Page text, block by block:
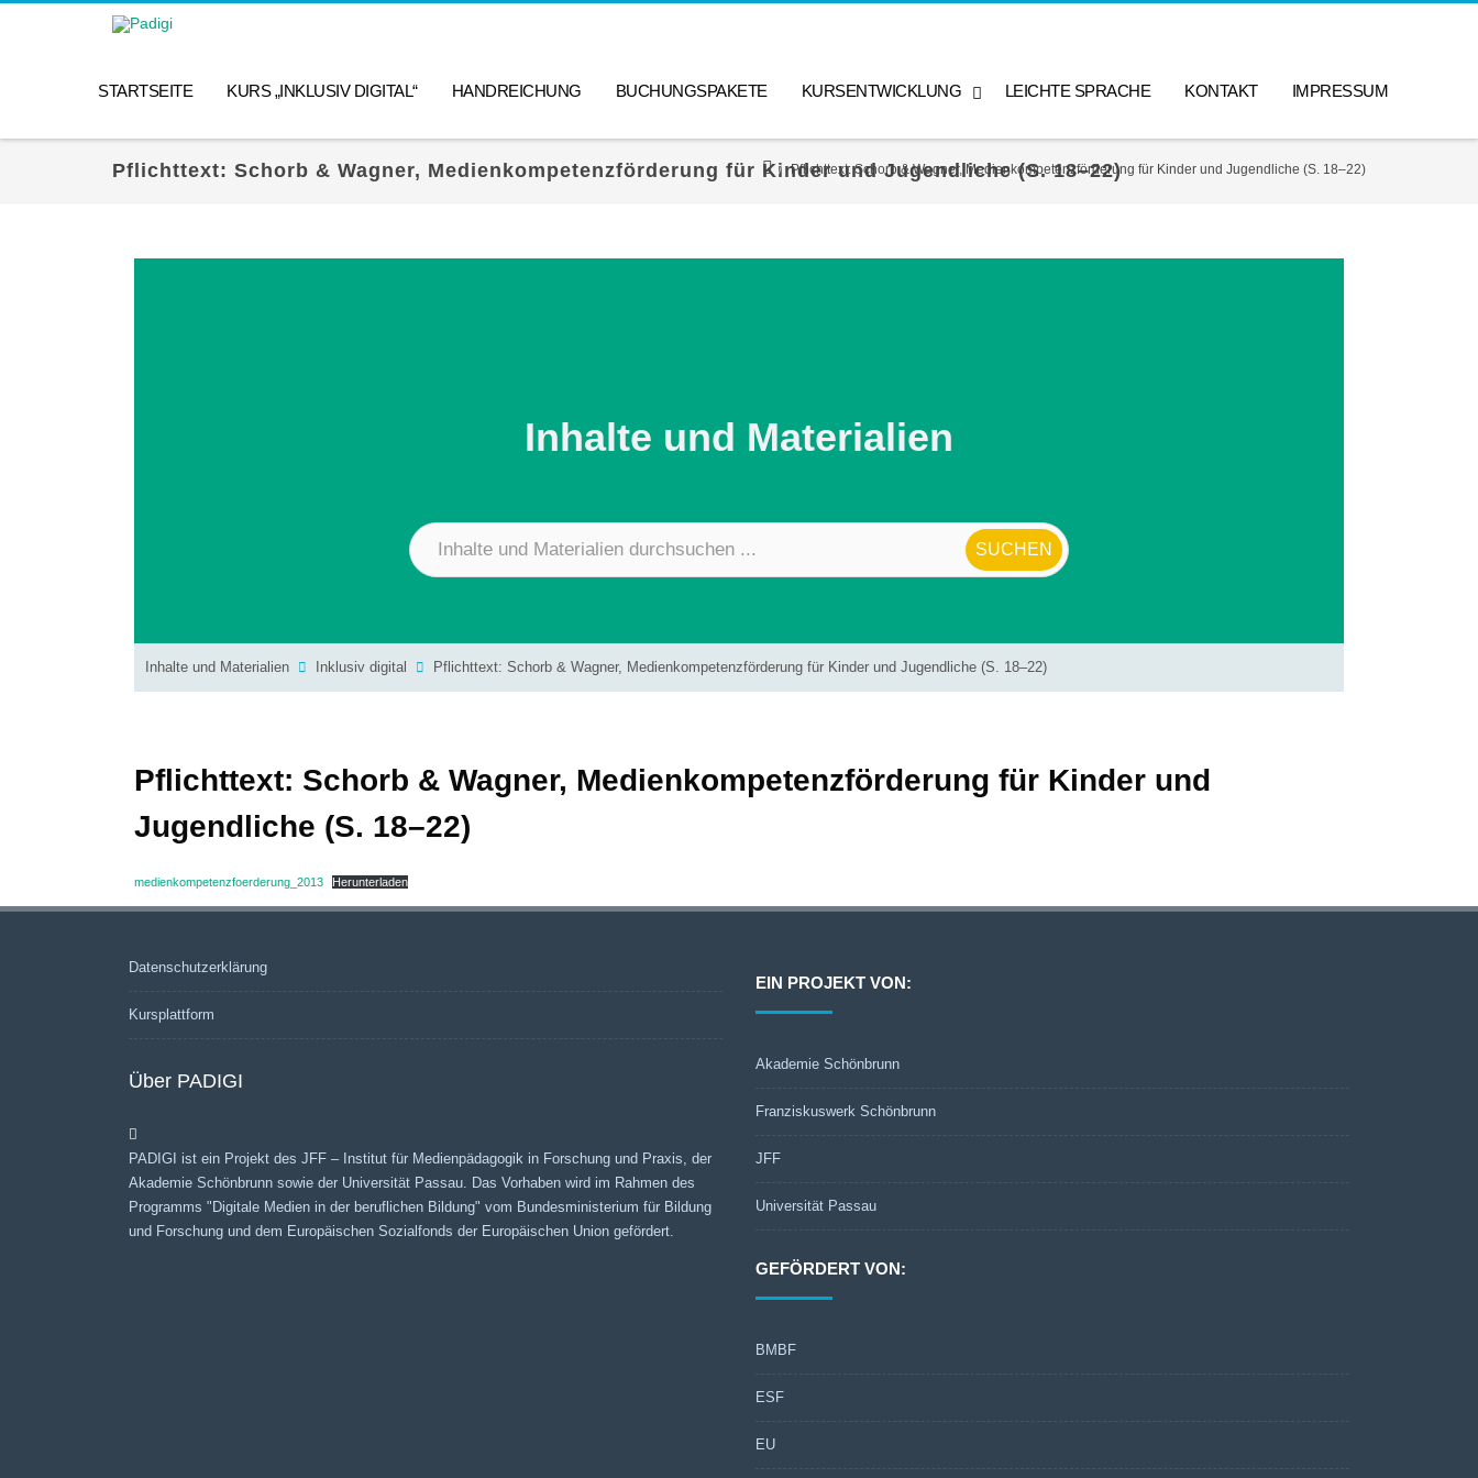
STARTSEITE KURS „INKLUSIV DIGITAL“ HANDREICHUNG BUCHUNGSPAKETE KURSENTWICKLUNG LEICHTE SPRACHE KONTAKT IMPRESSUM
Pflichttext: Schorb & Wagner, Medienkompetenzförderung für Kinder und Jugendliche (S. 18–22)
Pflichttext: Schorb & Wagner, Medienkompetenzförderung für Kinder und Jugendliche (S. 18–22)
Inhalte und Materialien
Inhalte und Materialien Inklusiv digital Pflichttext: Schorb & Wagner, Medienkompetenzförderung für Kinder und Jugendliche (S. 18–22)
Pflichttext: Schorb & Wagner, Medienkompetenzförderung für Kinder und
Jugendliche (S. 18–22)
medienkompetenzfoerderung_2013 Herunterladen
Datenschutzerklärung
Kursplattform
Über PADIGI
PADIGI ist ein Projekt des JFF – Institut für Medienpädagogik in Forschung und Praxis, der
Akademie Schönbrunn sowie der Universität Passau. Das Vorhaben wird im Rahmen des
Programms "Digitale Medien in der beruflichen Bildung" vom Bundesministerium für Bildung
und Forschung und dem Europäischen Sozialfonds der Europäischen Union gefördert.
EIN PROJEKT VON:
Akademie Schönbrunn
Franziskuswerk Schönbrunn
JFF
Universität Passau
GEFÖRDERT VON:
BMBF
ESF
EU